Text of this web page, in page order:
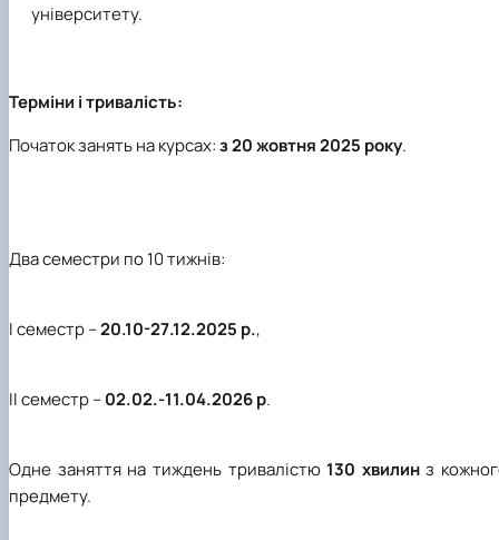
університету.
Терміни і тривалість:
Початок занять на курсах:з 20 жовтня 2025 року.
Два семестри по 10 тижнів:
І семестр –20.10-27.12.2025 р.,
ІІ семестр –02.02.-11.04.2026 р.
Одне заняття на тиждень тривалістю 130 хвилинз
предмету.